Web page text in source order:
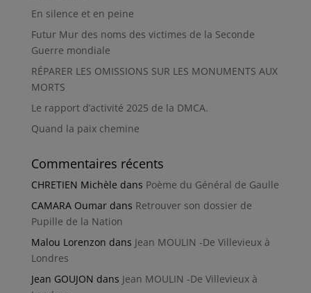
En silence et en peine
Futur Mur des noms des victimes de la Seconde
Guerre mondiale
RÉPARER LES OMISSIONS SUR LES MONUMENTS AUX
MORTS
Le rapport d’activité 2025 de la DMCA.
Quand la paix chemine
Commentaires récents
CHRETIEN Michèle dans Poème du Général de Gaulle
CAMARA Oumardans Retrouver son dossier de
Pupille de la Nation
Malou Lorenzon dans Jean MOULIN -De Villevieux à
Londres
Jean GOUJON dans Jean MOULIN -De Villevieux à